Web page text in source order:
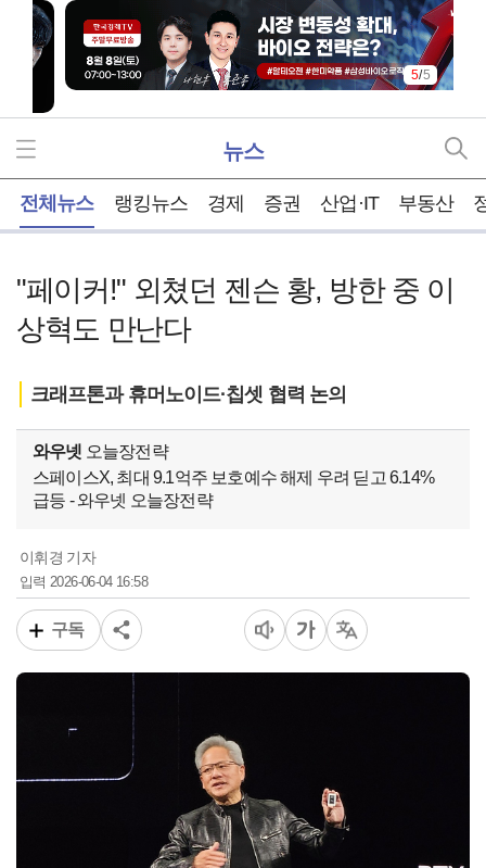
5/5
뉴스
전체뉴스 랭킹뉴스 경제 증권 산업·IT 부동산
"페이커!" 외쳤던 젠슨 황, 방한 중 이
상혁도 만난다
크래프톤과 휴머노이드·칩셋 협력 논의
와우넷 오늘장전략
스페이스X, 최대 9.1억주 보호예수 해제 우려 딛고 6.14%
급등 - 와우넷 오늘장전략
이휘경 기자
입력2026-06-04 16:58
구독